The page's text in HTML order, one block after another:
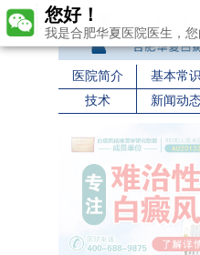
医院简介 基本常识
技术
新闻动
您好！
我是合肥华夏医院医生，